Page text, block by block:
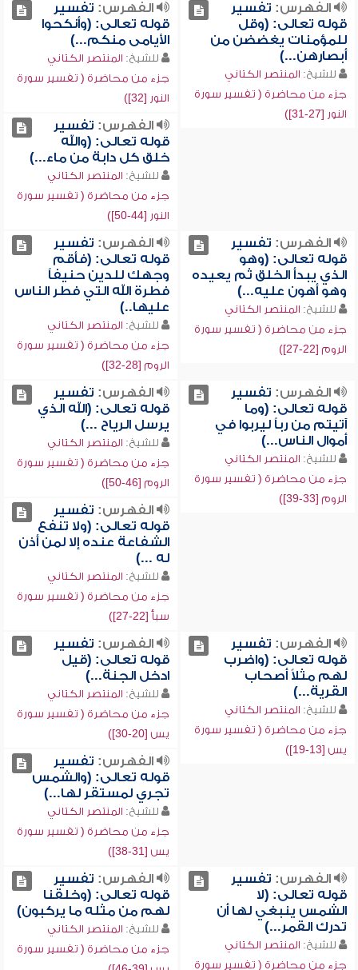
الفهرس: تفسير
قوله تعالى: (وقل
للمؤمنات يغضضن من
أبصارهن...)
للشيخ: المنتصر الكتاني
جزء من محاضرة ( تفسير سورة
النور [27-31])
الفهرس: تفسير
قوله تعالى: (وأنكحوا
الأيامى منكم...)
للشيخ: المنتصر الكتاني
جزء من محاضرة ( تفسير سورة
النور [32])
الفهرس: تفسير
قوله تعالى: (والله
خلق كل دابة من ماء...)
للشيخ: المنتصر الكتاني
جزء من محاضرة ( تفسير سورة
النور [44-50])
الفهرس: تفسير
قوله تعالى: (وهو
الذي يبدأ الخلق ثم يعيده
وهو أهون عليه...)
للشيخ: المنتصر الكتاني
جزء من محاضرة ( تفسير سورة
الروم [22-27])
الفهرس: تفسير
قوله تعالى: (فأقم
وجهك للدين حنيفاً
فطرة الله التي فطر الناس
عليها..)
للشيخ: المنتصر الكتاني
جزء من محاضرة ( تفسير سورة
الروم [28-32])
الفهرس: تفسير
قوله تعالى: (وما
آتيتم من رباً ليربوا في
أموال الناس...)
للشيخ: المنتصر الكتاني
جزء من محاضرة ( تفسير سورة
الروم [33-39])
الفهرس: تفسير
قوله تعالى: (الله الذي
يرسل الرياح ...)
للشيخ: المنتصر الكتاني
جزء من محاضرة ( تفسير سورة
الروم [46-50])
الفهرس: تفسير
قوله تعالى: (ولا تنفع
الشفاعة عنده إلا لمن أذن
له ...)
للشيخ: المنتصر الكتاني
جزء من محاضرة ( تفسير سورة
سبأ [22-27])
الفهرس: تفسير
قوله تعالى: (واضرب
لهم مثلاً أصحاب
القرية...)
للشيخ: المنتصر الكتاني
جزء من محاضرة ( تفسير سورة
يس [13-19])
الفهرس: تفسير
قوله تعالى: (قيل
ادخل الجنة...)
للشيخ: المنتصر الكتاني
جزء من محاضرة ( تفسير سورة
يس [20-30])
الفهرس: تفسير
قوله تعالى: (والشمس
تجري لمستقر لها...)
للشيخ: المنتصر الكتاني
جزء من محاضرة ( تفسير سورة
يس [31-38])
الفهرس: تفسير
قوله تعالى: (لا
الشمس ينبغي لها أن
تدرك القمر...)
للشيخ: المنتصر الكتاني
جزء من محاضرة ( تفسير سورة
الفهرس: تفسير
قوله تعالى: (وخلقنا
لهم من مثله ما يركبون)
للشيخ: المنتصر الكتاني
جزء من محاضرة ( تفسير سورة